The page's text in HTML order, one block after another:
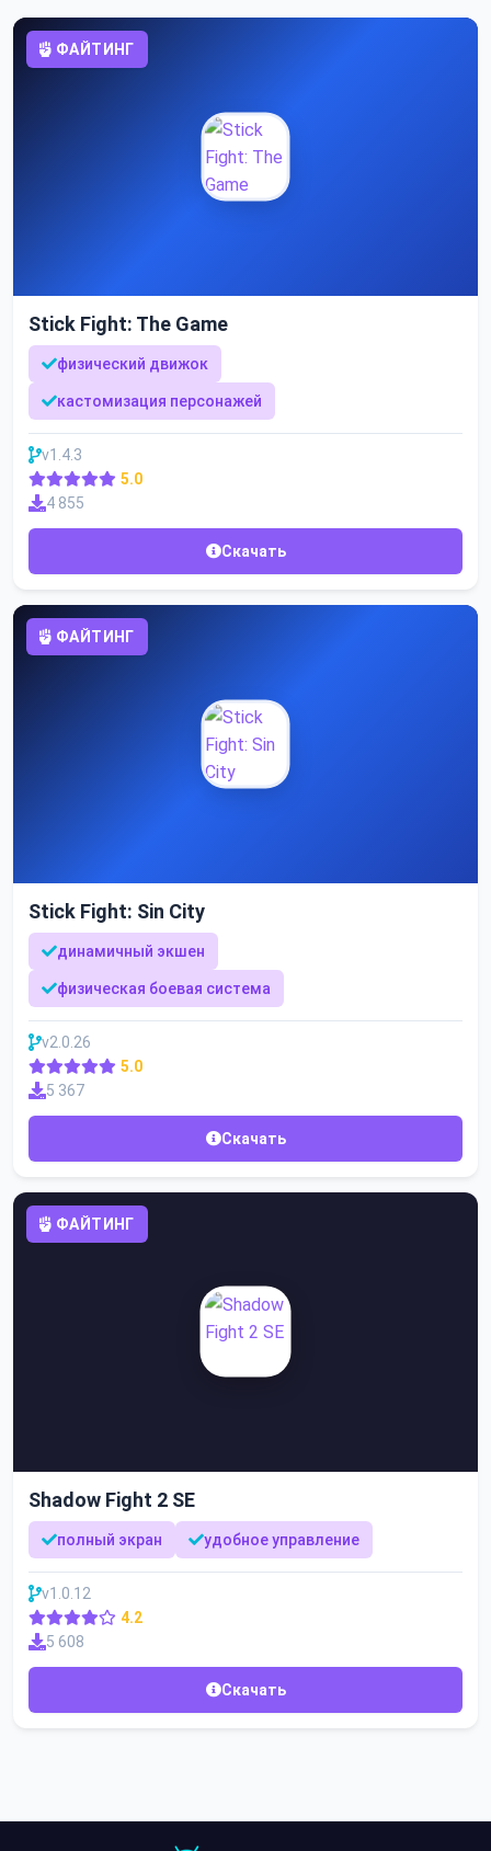
ФАЙТИНГ
Stick Fight: The Game
физический движок
кастомизация персонажей
v1.4.3
5.0
4 855
Скачать
ФАЙТИНГ
Stick Fight: Sin City
динамичный экшен
физическая боевая система
v2.0.26
5.0
5 367
Скачать
ФАЙТИНГ
Shadow Fight 2 SE
полный экран удобное управление
v1.0.12
4.2
5 608
Скачать